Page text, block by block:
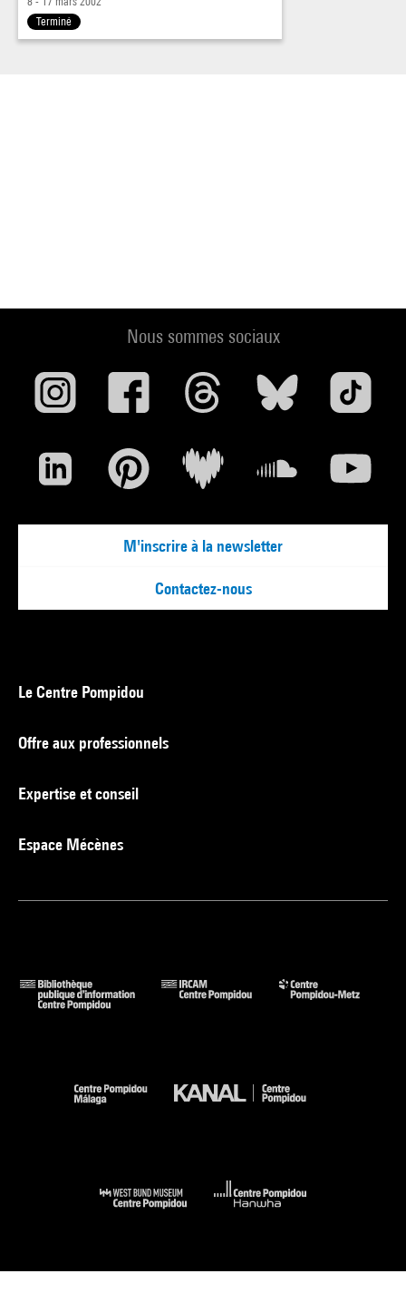
Terminé
Nous sommes sociaux
M'inscrire à la newsletter
Contactez-nous
Le Centre Pompidou
Offre aux professionnels
Expertise et conseil
Espace Mécènes